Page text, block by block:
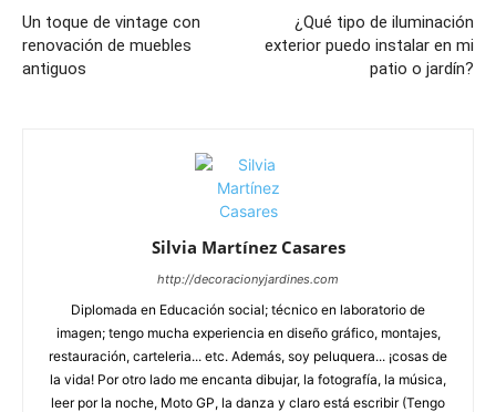
Un toque de vintage con
renovación de muebles
antiguos
¿Qué tipo de iluminación
exterior puedo instalar en mi
patio o jardín?
Silvia Martínez Casares
http://decoracionyjardines.com
Diplomada en Educación social; técnico en laboratorio de
imagen; tengo mucha experiencia en diseño gráfico, montajes,
restauración, carteleria... etc. Además, soy peluquera... ¡cosas de
la vida! Por otro lado me encanta dibujar, la fotografía, la música,
leer por la noche, Moto GP, la danza y claro está escribir (Tengo